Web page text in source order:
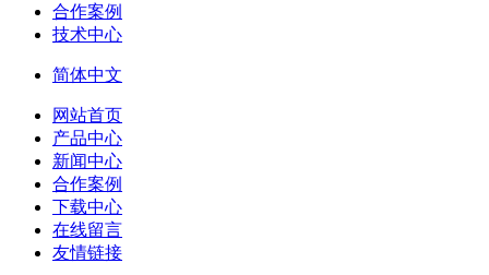
合作案例
技术中心
简体中文
网站首页
产品中心
新闻中心
合作案例
下载中心
在线留言
友情链接